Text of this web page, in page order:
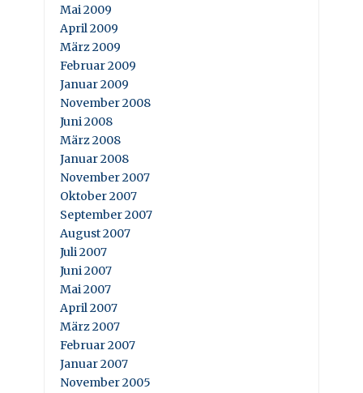
Mai 2009
April 2009
März 2009
Februar 2009
Januar 2009
November 2008
Juni 2008
März 2008
Januar 2008
November 2007
Oktober 2007
September 2007
August 2007
Juli 2007
Juni 2007
Mai 2007
April 2007
März 2007
Februar 2007
Januar 2007
November 2005